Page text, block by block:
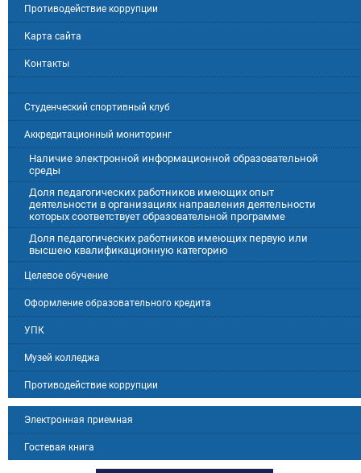
Противодействие коррупции
Карта сайта
Контакты
Студенческий спортивный клуб
Аккредитационный мониторинг
Наличие электронной информационной образовательной
среды
Доля педагогических работников имеющих опыт
деятельности в организациях направления деятельности
которых соответствует образовательной программе
Доля педагогических работников имеющих первую или
высшею квалификационную категорию
Целевое обучение
Оформление образовательного кредита
УПК
Музей колледжа
Противодействие коррупции
Электронная приемная
Гостевая книга